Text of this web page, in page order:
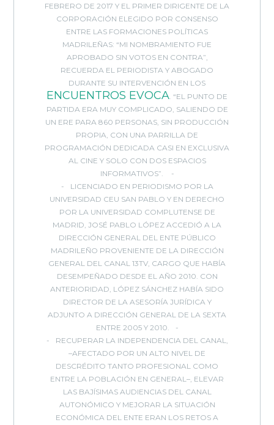
FEBRERO DE 2017 Y EL PRIMER DIRIGENTE DE LA
CORPORACIÓN ELEGIDO POR CONSENSO
ENTRE LAS FORMACIONES POLÍTICAS
MADRILEÑAS: “MI NOMBRAMIENTO FUE
APROBADO SIN VOTOS EN CONTRA”,
RECUERDA EL PERIODISTA Y ABOGADO
DURANTE SU INTERVENCIÓN EN LOS
ENCUENTROS EVOCA. “EL PUNTO DE
PARTIDA ERA MUY COMPLICADO, SALIENDO DE
UN ERE PARA 860 PERSONAS, SIN PRODUCCIÓN
PROPIA, CON UNA PARRILLA DE
PROGRAMACIÓN DEDICADA CASI EN EXCLUSIVA
AL CINE Y SOLO CON DOS ESPACIOS
INFORMATIVOS”.
LICENCIADO EN PERIODISMO POR LA
UNIVERSIDAD CEU SAN PABLO Y EN DERECHO
POR LA UNIVERSIDAD COMPLUTENSE DE
MADRID, JOSÉ PABLO LÓPEZ ACCEDIÓ A LA
DIRECCIÓN GENERAL DEL ENTE PÚBLICO
MADRILEÑO PROVENIENTE DE LA DIRECCIÓN
GENERAL DEL CANAL 13TV, CARGO QUE HABÍA
DESEMPEÑADO DESDE EL AÑO 2010. CON
ANTERIORIDAD, LÓPEZ SÁNCHEZ HABÍA SIDO
DIRECTOR DE LA ASESORÍA JURÍDICA Y
ADJUNTO A DIRECCIÓN GENERAL DE LA SEXTA
ENTRE 2005 Y 2010.
RECUPERAR LA INDEPENDENCIA DEL CANAL,
–AFECTADO POR UN ALTO NIVEL DE
DESCRÉDITO TANTO PROFESIONAL COMO
ENTRE LA POBLACIÓN EN GENERAL–, ELEVAR
LAS BAJÍSIMAS AUDIENCIAS DEL CANAL
AUTONÓMICO Y MEJORAR LA SITUACIÓN
ECONÓMICA DEL ENTE ERAN LOS RETOS A